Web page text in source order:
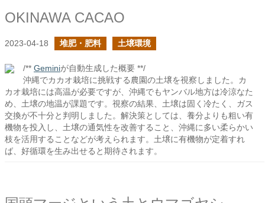
OKINAWA CACAO
2023-04-18 堆肥・肥料 土壌環境
/** Geminiが自動生成した概要 **/
沖縄でカカオ栽培に挑戦する農園の土壌を視察しました。カ
カオ栽培には高温が必要ですが、沖縄でもヤンバル地方は冷涼なた
め、土壌の地温が課題です。視察の結果、土壌は固く冷たく、ガス
交換が不十分と判明しました。解決策としては、養分よりも粗い有
機物を投入し、土壌の通気性を改善すること、沖縄に多い柔らかい
枝を活用することなどが考えられます。土壌に有機物が定着すれ
ば、好循環を生み出せると期待されます。